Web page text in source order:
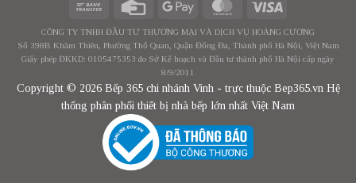
CÔNG TY TNHH ĐẦU TƯ THƯƠNG MẠI VÀ DỊCH VỤ HOÀNG CƯƠNG
Số 398B Khâm Thiên, Phường Thổ Quan, Quận Đống Đa, Thành phố Hà Nội, Việt Nam
Giấy phép ĐKKD: 0105475353 do Sở Kế hoạch và Đầu tư thành phố Hà Nội cấp ngày
8/9/2011
Copyright © 2026 Bếp 365 chi nhánh Vinh - trực thuộc Bep365.vn Hệ
thống phân phối thiết bị nhà bếp lớn nhất Việt Nam